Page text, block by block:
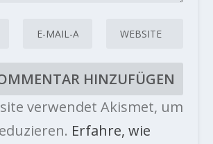
verwendet Akismet, um
Erfahre, wie